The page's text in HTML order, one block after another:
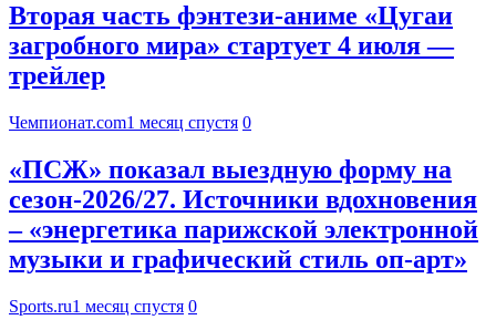
Вторая часть фэнтези-аниме «Цугаи
загробного мира» стартует 4 июля —
трейлер
Чемпионат.com1 месяц спустя 0
«ПСЖ» показал выездную форму на
сезон-2026/27. Источники вдохновения
– «энергетика парижской электронной
музыки и графический стиль оп-арт»
Sports.ru1 месяц спустя 0